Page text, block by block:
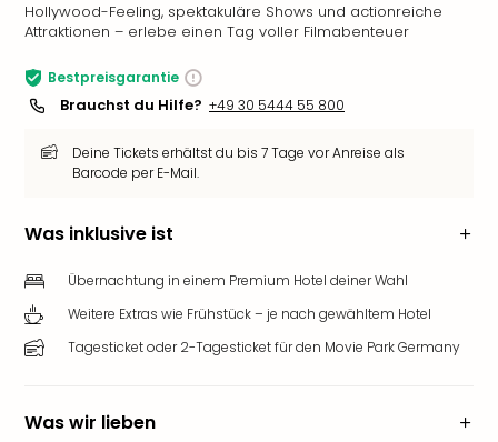
Hollywood-Feeling, spektakuläre Shows und actionreiche
Attraktionen – erlebe einen Tag voller Filmabenteuer
Bestpreisgarantie
Brauchst du Hilfe? +49 30 5444 55 800
Deine Tickets erhältst du bis 7 Tage vor Anreise als
Barcode per E-Mail.
Was inklusive ist
Übernachtung in einem Premium Hotel deiner Wahl
Weitere Extras wie Frühstück – je nach gewähltem Hotel
Tagesticket oder 2-Tagesticket für den Movie Park Germany
Was wir lieben